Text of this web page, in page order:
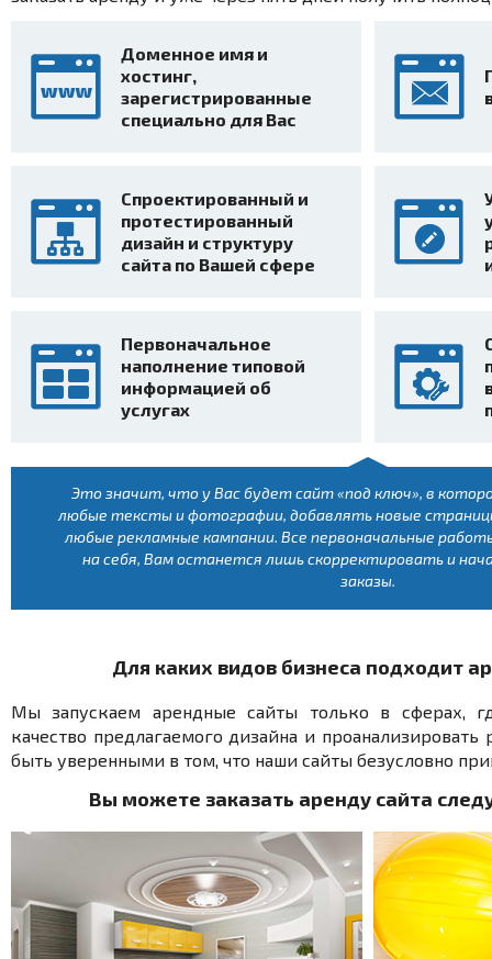
Доменное имя и
хостинг,
зарегистрированные
специально для Вас
Спроектированный и
протестированный
дизайн и структуру
сайта по Вашей сфере
Первоначальное
наполнение типовой
информацией об
услугах
Это значит, что у Вас будет сайт «под ключ», в
любые тексты и фотографии, добавлять новые
любые рекламные кампании. Все первоначальные
на себя, Вам останется лишь скорректировать и
заказы.
Для каких видов бизнеса подходит
Мы запускаем арендные сайты только в сферах,
качество предлагаемого дизайна и
быть уверенными в том, что наши сайты безусловно
Вы можете заказать аренду сайта